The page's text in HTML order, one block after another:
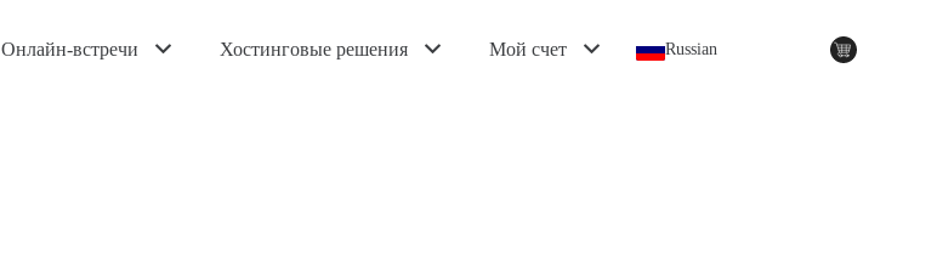
Онлайн-встречи Хостинговые решения Мой счет Russian